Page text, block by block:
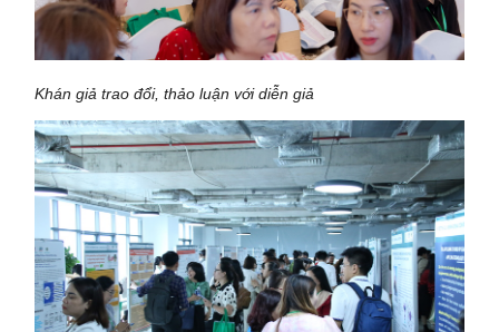
Khán giả trao đổi, thảo luận với diễn giả